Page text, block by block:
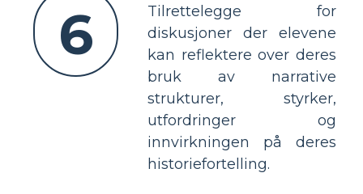
6
Tilrettelegge for
diskusjoner der elevene
kan reflektere over deres
bruk av narrative
strukturer, styrker,
utfordringer og
innvirkningen på deres
historiefortelling.